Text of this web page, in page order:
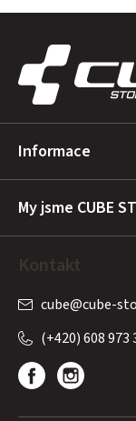
Informace
My jsme CUBE
Kontakt
cube@cube-
(+420) 608 973